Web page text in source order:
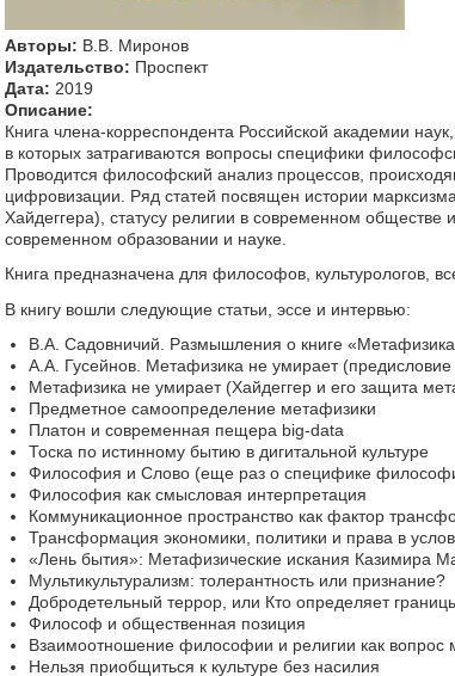
Авторы: В.В. Миронов
Издательство: Проспект
Дата: 2019
Описание:
Книга члена-корреспондента Российской академии
в которых затрагиваются вопросы специфики
Проводится философский анализ процессов,
цифровизации. Ряд статей посвящен истории
Хайдеггера), статусу религии в современном
современном образовании и науке.
Книга предназначена для философов, культурологов,
В книгу вошли следующие статьи, эссе и интервью:
В.А. Садовничий. Размышления о книге «Метафизика
А.А. Гусейнов. Метафизика не умирает
Метафизика не умирает (Хайдеггер и его защита
Предметное самоопределение метафизики
Платон и современная пещера big-data
Тоска по истинному бытию в дигитальной культуре
Философия и Слово (еще раз о специфике
Философия как смысловая интерпретация
Коммуникационное пространство как фактор
Трансформация экономики, политики и права в
«Лень бытия»: Метафизические искания Казимира
Мультикультурализм: толерантность или признание?
Добродетельный террор, или Кто определяет
Философ и общественная позиция
Взаимоотношение философии и религии как вопрос
Нельзя приобщиться к культуре без насилия